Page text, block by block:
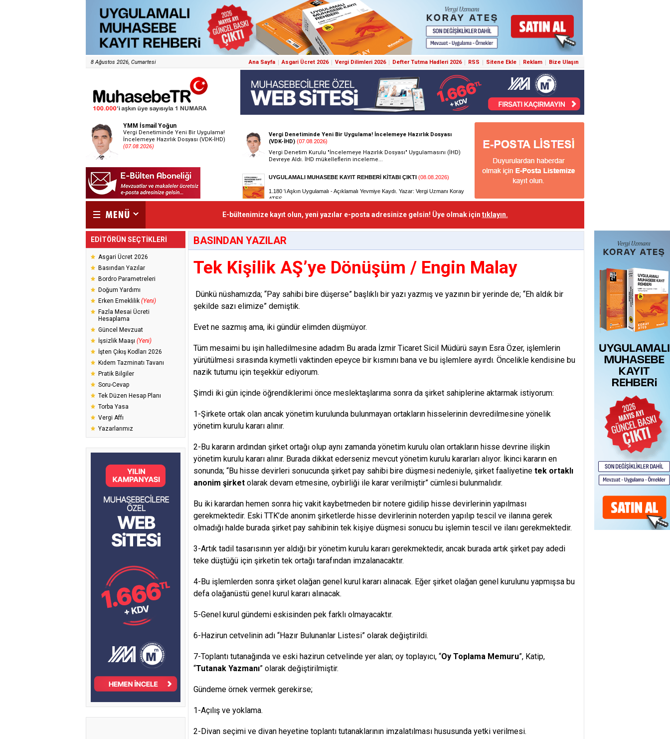
8 Ağustos 2026, Cumartesi Ana Sayfa Asgari Ücret 2026 Vergi Dilimleri 2026 Defter Tutma Hadleri 2026 RSS Sitene Ekle Reklam Bize Ulaşın
YMM İsmail Yoğun
Vergi Denetiminde Yeni Bir Uygulama!
İncelemeye Hazırlık Dosyası (VDK-İHD)
(07.08.2026)
E-bültenimize kayıt olun, yeni yazılar e-posta adresinize gelsin! Üye olmak için tıklayın.
EDİTÖRÜN SEÇTİKLERİ
Asgari Ücret 2026
Basından Yazılar
Bordro Parametreleri
Doğum Yardımı
Erken Emeklilik (Yeni)
Fazla Mesai Ücreti
Hesaplama
Güncel Mevzuat
İşsizlik Maaşı (Yeni)
İşten Çıkış Kodları 2026
Kıdem Tazminatı Tavanı
Pratik Bilgiler
Soru-Cevap
Tek Düzen Hesap Planı
Torba Yasa
Vergi Affı
Yazarlarımız
BASINDAN YAZILAR
Tek Kişilik AŞ’ye Dönüşüm / Engin Malay
Dünkü nüshamızda; “Pay sahibi bire düşerse” başlıklı bir yazı yazmış ve yazının bir yerinde de; “Eh aldık bir
şekilde sazı elimize” demiştik.
Evet ne sazmış ama, iki gündür elimden düşmüyor.
Tüm mesaimi bu işin halledilmesine adadım Bu arada İzmir Ticaret Sicil Müdürü sayın Esra Özer, işlemlerin
yürütülmesi sırasında kıymetli vaktinden epeyce bir kısmını bana ve bu işlemlere ayırdı. Öncelikle kendisine bu
nazik tutumu için teşekkür ediyorum.
Şimdi iki gün içinde öğrendiklerimi önce meslektaşlarıma sonra da şirket sahiplerine aktarmak istiyorum:
1-Şirkete ortak olan ancak yönetim kurulunda bulunmayan ortakların hisselerinin devredilmesine yönelik
yönetim kurulu kararı alınır.
2-Bu kararın ardından şirket ortağı olup aynı zamanda yönetim kurulu olan ortakların hisse devrine ilişkin
yönetim kurulu kararı alınır. Burada dikkat ederseniz mevcut yönetim kurulu kararları alıyor. İkinci kararın en
sonunda; “Bu hisse devirleri sonucunda şirket pay sahibi bire düşmesi nedeniyle, şirket faaliyetine tek ortaklı
anonim şirket olarak devam etmesine, oybirliği ile karar verilmiştir” cümlesi bulunmalıdır.
Bu iki karardan hemen sonra hiç vakit kaybetmeden bir notere gidilip hisse devirlerinin yapılması
gerekmektedir. Eski TTK’de anonim şirketlerde hisse devirlerinin noterden yapılıp tescil ve ilanına gerek
olmadığı halde burada şirket pay sahibinin tek kişiye düşmesi sonucu bu işlemin tescil ve ilanı gerekmektedir.
3-Artık tadil tasarısının yer aldığı bir yönetim kurulu kararı gerekmektedir, ancak burada artık şirket pay adedi
teke düştüğü için şirketin tek ortağı tarafından imzalanacaktır.
4-Bu işlemlerden sonra şirket olağan genel kurul kararı alınacak. Eğer şirket olağan genel kurulunu yapmışsa bu
defa olağanüstü genel kurul kararı alınacak.
5-Genel kurul gündemi eskisinden pek farklı olmayacaktır.
6-Hazirun cetvelinin adı “Hazır Bulunanlar Listesi” olarak değiştirildi.
7-Toplantı tutanağında ve eski hazirun cetvelinde yer alan; oy toplayıcı, “Oy Toplama Memuru”, Katip,
“Tutanak Yazmanı” olarak değiştirilmiştir.
Gündeme örnek vermek gerekirse;
1-Açılış ve yoklama.
2-Divan seçimi ve divan heyetine toplantı tutanaklarının imzalatılması hususunda yetki verilmesi.